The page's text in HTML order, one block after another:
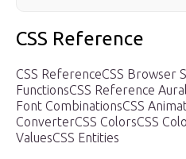
CSS Reference
CSS ReferenceCSS Browser
FunctionsCSS Reference
Font CombinationsCSS
ConverterCSS ColorsCSS
ValuesCSS Entities